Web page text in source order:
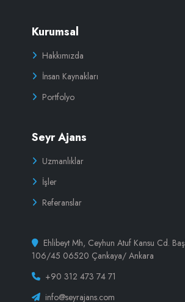
Kurumsal
Hakkımızda
İnsan Kaynakları
Portfolyo
Seyr Ajans
Uzmanlıklar
İşler
Referanslar
Ehlibeyt Mh, Ceyhun Atuf Kansu Cd.
106/45 06520 Çankaya/ Ankara
+90 312 473 74 71
info@seyrajans.com